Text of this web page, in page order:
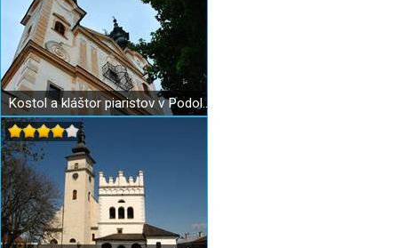
Kostol a kláštor piaristov v Podolínci